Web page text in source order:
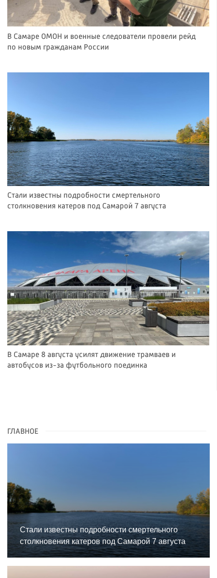
В Самаре ОМОН и военные следователи провели рейд
по новым гражданам России
Стали известны подробности смертельного
столкновения катеров под Самарой 7 августа
В Самаре 8 августа усилят движение трамваев и
автобусов из-за футбольного поединка
ГЛАВНОЕ
Стали известны подробности смертельного
столкновения катеров под Самарой 7 августа